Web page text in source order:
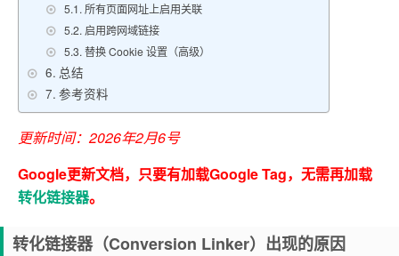
所有页面网址上启用关联
启用跨网域链接
替换 Cookie 设置（高级）
总结
参考资料
更新时间：2026年2月6号
Google更新文档，只要有加载Google Tag，无需再加载
转化链接器。
转化链接器（Conversion Linker）出现的原因